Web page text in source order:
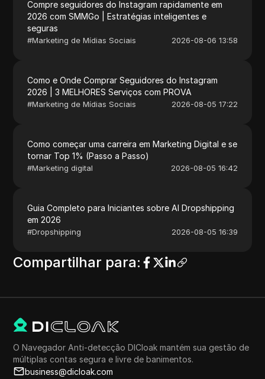
Compre seguidores do Instagram rapidamente em
2026 com SMMGo | Estratégias inteligentes e
seguras
#Marketing de Mídias Sociais 2026-08-06 13:58
Como e Onde Comprar Seguidores do Instagram
2026 | 3 MELHORES Serviços com PROVA
#Marketing de Mídias Sociais 2026-08-05 17:22
Como começar uma carreira em Marketing Digital e se
tornar Top 1% (Passo a Passo)
#Marketing digital 2026-08-05 16:42
Guia Completo para Iniciantes sobre AI Dropshipping
em 2026
#Dropshipping 2026-08-05 16:39
Compartilhar para:
O Navegador Anti-detecção DICloak mantém sua gestão de
múltiplas contas segura e livre de banimentos.
business@dicloak.com